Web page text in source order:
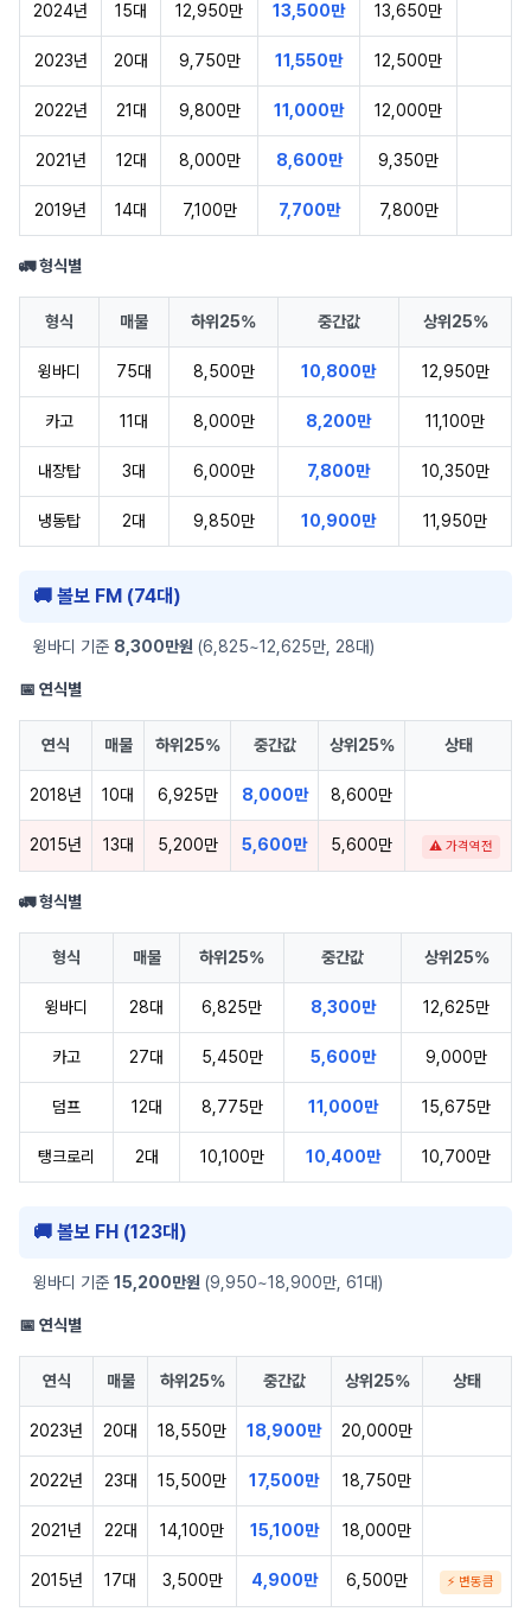
2024년 15대 12,950만 13,500만 13,650만
2023년 20대 9,750만 11,550만 12,500만
2022년 21대 9,800만 11,000만 12,000만
2021년 12대 8,000만 8,600만 9,350만
2019년 14대 7,100만 7,700만 7,800만
🚛 형식별
형식 매물 하위25% 중간값 상위25%
윙바디 75대 8,500만 10,800만 12,950만
카고 11대 8,000만 8,200만 11,100만
내장탑 3대 6,000만 7,800만 10,350만
냉동탑 2대 9,850만 10,900만 11,950만
🚚 볼보 FM (74대)
윙바디 기준 8,300만원 (6,825~12,625만, 28대)
📅 연식별
연식 매물 하위25% 중간값 상위25% 상태
2018년 10대 6,925만 8,000만 8,600만
2015년 13대 5,200만 5,600만 5,600만 ⚠ 가격역전
🚛 형식별
형식 매물 하위25% 중간값 상위25%
윙바디 28대 6,825만 8,300만 12,625만
카고 27대 5,450만 5,600만 9,000만
덤프 12대 8,775만 11,000만 15,675만
탱크로리 2대 10,100만 10,400만 10,700만
🚚 볼보 FH (123대)
윙바디 기준 15,200만원 (9,950~18,900만, 61대)
📅 연식별
연식 매물 하위25% 중간값 상위25% 상태
2023년 20대 18,550만 18,900만 20,000만
2022년 23대 15,500만 17,500만 18,750만
2021년 22대 14,100만 15,100만 18,000만
2015년 17대 3,500만 4,900만 6,500만 ⚡ 변동큼